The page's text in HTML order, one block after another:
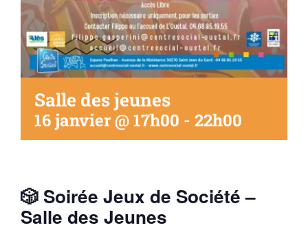
Salle des jeunes
16 janvier @ 17h00 - 22h00
🎲 Soirée Jeux de Société –
Salle des Jeunes